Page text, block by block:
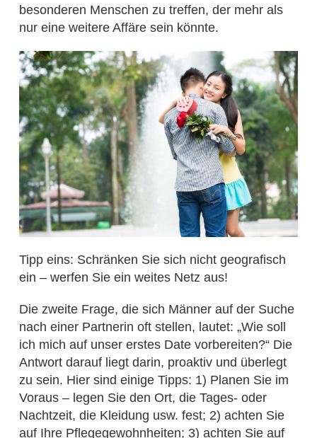
besonderen Menschen zu treffen, der mehr als
nur eine weitere Affäre sein könnte.
Tipp eins: Schränken Sie sich nicht geografisch
ein – werfen Sie ein weites Netz aus!
Die zweite Frage, die sich Männer auf der Suche
nach einer Partnerin oft stellen, lautet: „Wie soll
ich mich auf unser erstes Date vorbereiten?“ Die
Antwort darauf liegt darin, proaktiv und überlegt
zu sein. Hier sind einige Tipps: 1) Planen Sie im
Voraus – legen Sie den Ort, die Tages- oder
Nachtzeit, die Kleidung usw. fest; 2) achten Sie
auf Ihre Pflegegewohnheiten; 3) achten Sie auf